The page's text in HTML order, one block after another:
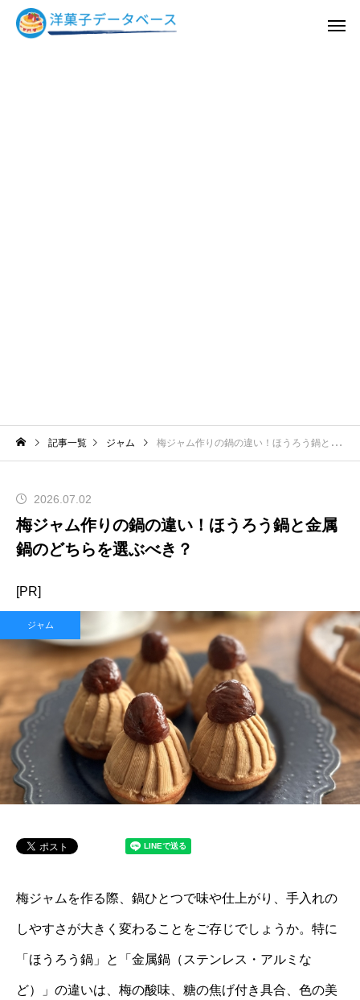
記事一覧 ジャム 梅ジャム作りの鍋の違い！ほうろう鍋と金属鍋のどちらを選ぶべき？
2026.07.02
梅ジャム作りの鍋の違い！ほうろう鍋と金属
鍋のどちらを選ぶべき？
[PR]
ジャム
梅ジャムを作る際、鍋ひとつで味や仕上がり、手入れの
しやすさが大きく変わることをご存じでしょうか。特に
「ほうろう鍋」と「金属鍋（ステンレス・アルミな
ど）」の違いは、梅の酸味、糖の焦げ付き具合、色の美